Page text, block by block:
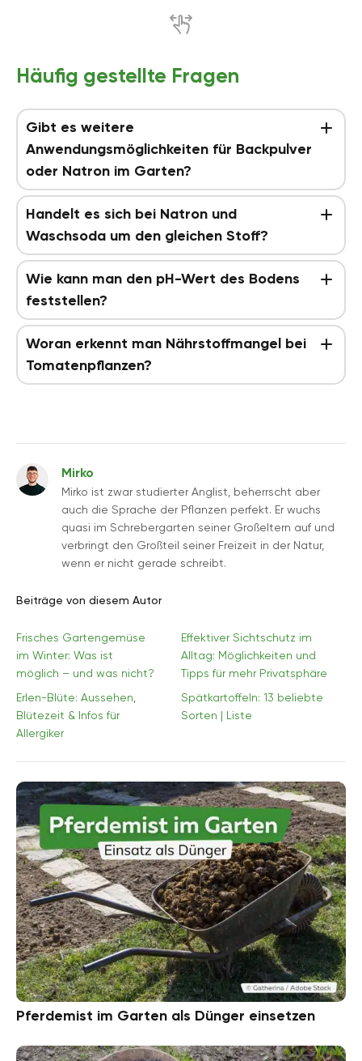
Häufig gestellte Fragen
Gibt es weitere
Anwendungsmöglichkeiten für Backpulver
oder Natron im Garten?
Handelt es sich bei Natron und
Waschsoda um den gleichen Stoff?
Wie kann man den pH-Wert des Bodens
feststellen?
Woran erkennt man Nährstoffmangel bei
Tomatenpflanzen?
Mirko
Mirko ist zwar studierter Anglist, beherrscht aber
auch die Sprache der Pflanzen perfekt. Er wuchs
quasi im Schrebergarten seiner Großeltern auf und
verbringt den Großteil seiner Freizeit in der Natur,
wenn er nicht gerade schreibt.
Beiträge von diesem Autor
Frisches Gartengemüse
im Winter: Was ist
möglich – und was nicht?
Effektiver Sichtschutz im
Alltag: Möglichkeiten und
Tipps für mehr Privatsphäre
Erlen-Blüte: Aussehen,
Blütezeit & Infos für
Allergiker
Spätkartoffeln: 13 beliebte
Sorten | Liste
Pferdemist im Garten als Dünger einsetzen